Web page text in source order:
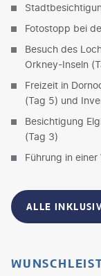
Fotostopp bei
Besuch des
Orkney-Inseln
Freizeit in
(Tag 5) und
Besichtigung
(Tag 3)
Führung in
ALLE